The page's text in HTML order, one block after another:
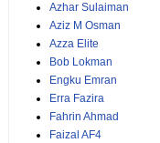
Azhar Sulaiman
Aziz M Osman
Azza Elite
Bob Lokman
Engku Emran
Erra Fazira
Fahrin Ahmad
Faizal AF4